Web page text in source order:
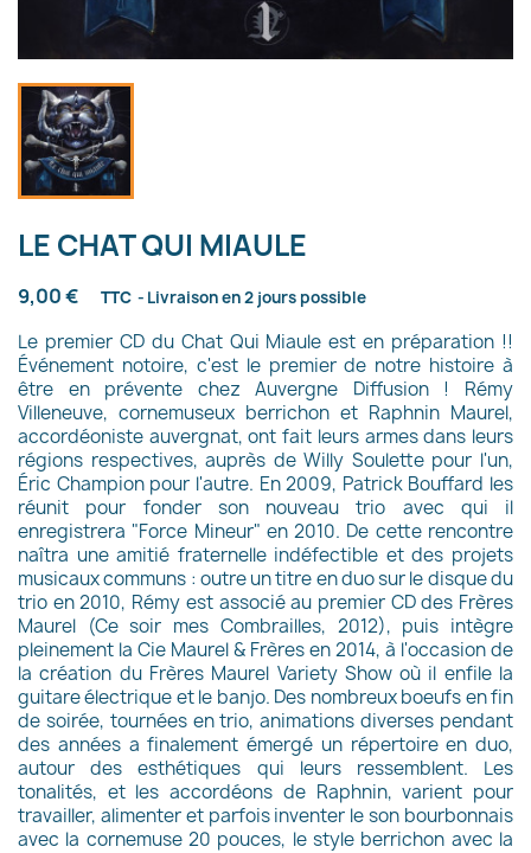
LE CHAT QUI MIAULE
9,00 € TTC Livraison en 2 jours possible
Le premier CD du Chat Qui Miaule est en préparation !!
Événement notoire, c'est le premier de notre histoire à
être en prévente chez Auvergne Diffusion ! Rémy
Villeneuve, cornemuseux berrichon et Raphnin Maurel,
accordéoniste auvergnat, ont fait leurs armes dans leurs
régions respectives, auprès de Willy Soulette pour l'un,
Éric Champion pour l'autre. En 2009, Patrick Bouffard les
réunit pour fonder son nouveau trio avec qui il
enregistrera "Force Mineur" en 2010. De cette rencontre
naîtra une amitié fraternelle indéfectible et des projets
musicaux communs : outre un titre en duo sur le disque du
trio en 2010, Rémy est associé au premier CD des Frères
Maurel (Ce soir mes Combrailles, 2012), puis intègre
pleinement la Cie Maurel & Frères en 2014, à l'occasion de
la création du Frères Maurel Variety Show où il enfile la
guitare électrique et le banjo. Des nombreux boeufs en fin
de soirée, tournées en trio, animations diverses pendant
des années a finalement émergé un répertoire en duo,
autour des esthétiques qui leurs ressemblent. Les
tonalités, et les accordéons de Raphnin, varient pour
travailler, alimenter et parfois inventer le son bourbonnais
avec la cornemuse 20 pouces, le style berrichon avec la